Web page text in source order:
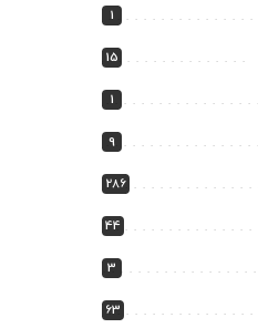
1
15
1
9
286
44
3
63